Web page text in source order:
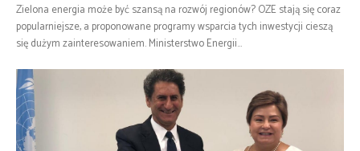
Zielona energia może być szansą na rozwój regionów? OZE stają się coraz
popularniejsze, a proponowane programy wsparcia tych inwestycji cieszą
się dużym zainteresowaniem. Ministerstwo Energii...